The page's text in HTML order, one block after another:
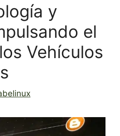
y
el
Vehículos